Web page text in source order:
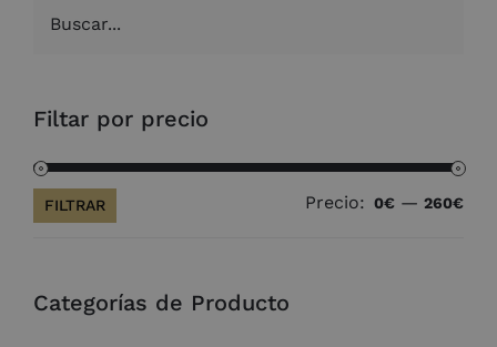
Filtar por precio
FILTRAR Precio: 0€ — 260€
Categorías de Producto